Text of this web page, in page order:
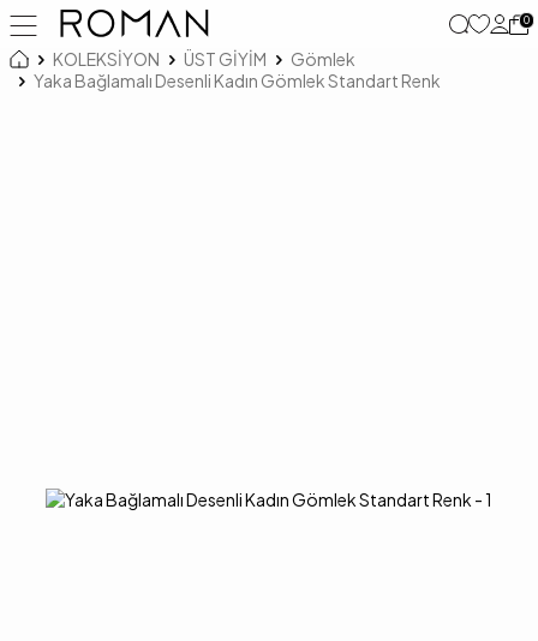
0
KOLEKSİYON ÜST GİYİM
Gömlek
Yaka Bağlamalı Desenli Kadın Gömlek Standart Renk